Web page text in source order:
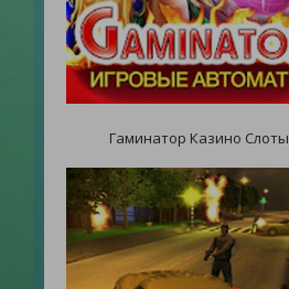
Гаминатор Казино Слоты